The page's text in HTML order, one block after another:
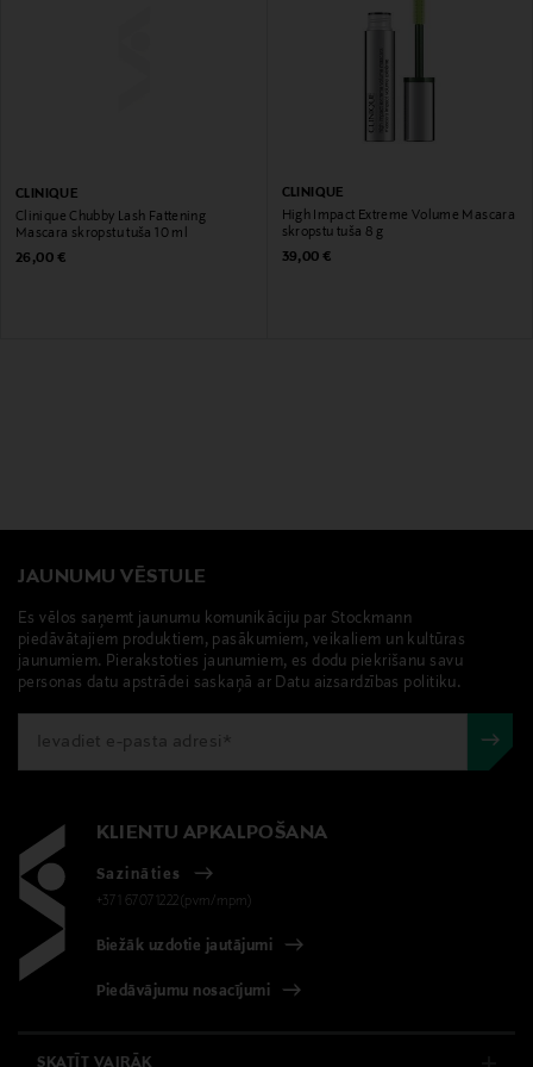
CLINIQUE
Clinique Chubby Lash Fattening
Mascara skropstu tuša 10 ml
Original Price
26,00 €
CLINIQUE
High Impact Extreme Volume Mascara
skropstu tuša 8 g
Original Price
39,00 €
JAUNUMU VĒSTULE
Es vēlos saņemt jaunumu komunikāciju par Stockmann
piedāvātajiem produktiem, pasākumiem, veikaliem un kultūras
jaunumiem. Pierakstoties jaunumiem, es dodu piekrišanu savu
personas datu apstrādei saskaņā ar Datu aizsardzības politiku.
KLIENTU APKALPOŠANA
Sazināties
+371 67071222(pvm/mpm)
Biežāk uzdotie jautājumi
Piedāvājumu nosacījumi
SKATĪT VAIRĀK